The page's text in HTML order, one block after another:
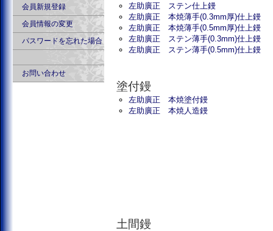
会員新規登録
会員情報の変更
パスワードを忘れた場合
お問い合わせ
左助廣正 ステン仕上鏝
左助廣正 本焼薄手(0.3mm厚)仕上鏝
左助廣正 本焼薄手(0.5mm厚)仕上鏝
左助廣正 ステン薄手(0.3mm)仕上鏝
左助廣正 ステン薄手(0.5mm)仕上鏝
塗付鏝
左助廣正 本焼塗付鏝
左助廣正 本焼人造鏝
土間鏝